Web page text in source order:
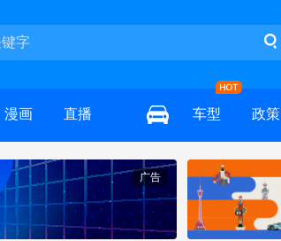
漫画 直播 车型 政策
广告